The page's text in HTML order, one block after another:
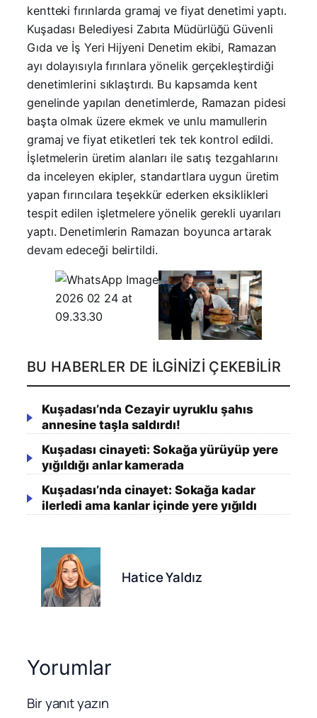
kentteki fırınlarda gramaj ve fiyat denetimi yaptı.
Kuşadası Belediyesi Zabıta Müdürlüğü Güvenli
Gıda ve İş Yeri Hijyeni Denetim ekibi, Ramazan
ayı dolayısıyla fırınlara yönelik gerçekleştirdiği
denetimlerini sıklaştırdı. Bu kapsamda kent
genelinde yapılan denetimlerde, Ramazan pidesi
başta olmak üzere ekmek ve unlu mamullerin
gramaj ve fiyat etiketleri tek tek kontrol edildi.
İşletmelerin üretim alanları ile satış tezgahlarını
da inceleyen ekipler, standartlara uygun üretim
yapan fırıncılara teşekkür ederken eksiklikleri
tespit edilen işletmelere yönelik gerekli uyarıları
yaptı. Denetimlerin Ramazan boyunca artarak
devam edeceği belirtildi.
BU HABERLER DE İLGINIZI ÇEKEBILIR
Kuşadası’nda Cezayir uyruklu şahıs
annesine taşla saldırdı!
Kuşadası cinayeti: Sokağa yürüyüp yere
yığıldığı anlar kamerada
Kuşadası’nda cinayet: Sokağa kadar
ilerledi ama kanlar içinde yere yığıldı
Hatice Yaldız
Yorumlar
Bir yanıt yazın